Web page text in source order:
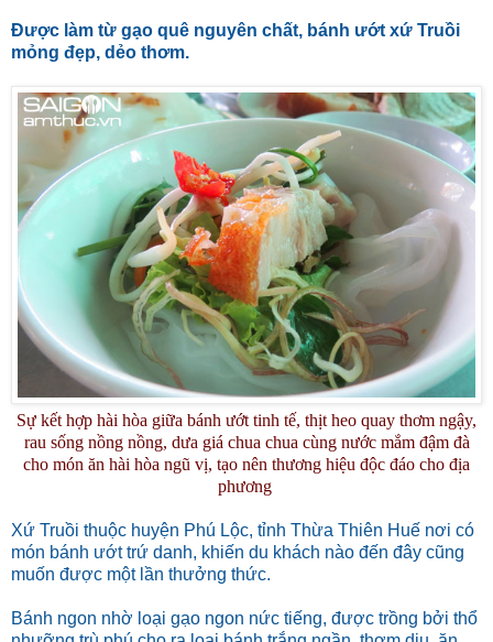
Được làm từ gạo quê nguyên chất, bánh ướt xứ Truồi
mỏng đẹp, dẻo thơm.
Sự kết hợp hài hòa giữa bánh ướt tinh tế, thịt heo quay thơm ngậy,
rau sống nồng nồng, dưa giá chua chua cùng nước mắm đậm đà
cho món ăn hài hòa ngũ vị, tạo nên thương hiệu độc đáo cho địa
phương
Xứ Truồi thuộc huyện Phú Lộc, tỉnh Thừa Thiên Huế nơi có
món bánh ướt trứ danh, khiến du khách nào đến đây cũng
muốn được một lần thưởng thức.
Bánh ngon nhờ loại gạo ngon nức tiếng, được trồng bởi thổ